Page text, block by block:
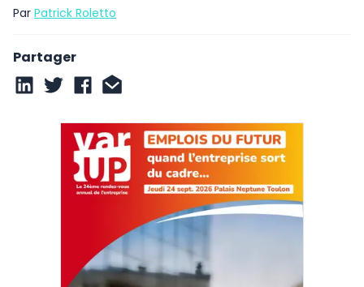
Par Patrick Roletto
Partager